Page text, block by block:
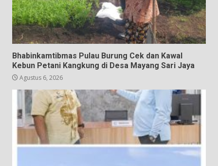
Bhabinkamtibmas Pulau Burung Cek dan Kawal
Kebun Petani Kangkung di Desa Mayang Sari Jaya
Agustus 6, 2026